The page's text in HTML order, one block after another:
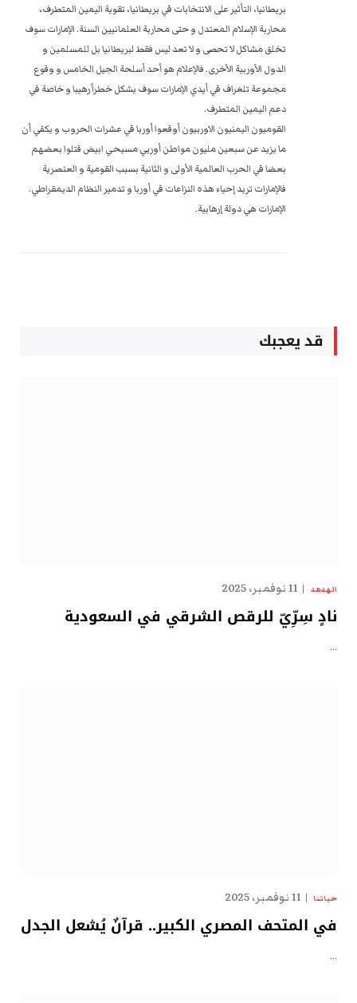
بريطانيا، التأثير على الانتخابات في بريطانيا، تقوية اليمين المتطرف،
محاربة الإسلام المعتدل و حتى محاربة العلمانيين السنة. الإمارات سوف
تخلق مشاكل لا تحصى و لا تعد ليس فقط لبريطانيا بل للمسلمين و
الدول الأوربية الأخرى. فالإعلام هو أحد أسلحة الجيل الخامس و وقوع
مجموعة تلغراف في أيدي الإمارات سوف يشكل خطراً رهيبا و خاصة في
دعم اليمين المتطرف.
القوميون اليمنيون الاوربيون أوقعوا أوربا في عشرات الحروب و يكفي أن
ما يزيد عن سبعين مليون مواطن أوربي مسيحي ابيض قتلوا بعضهم
بعضا في الحرب العالمية الأولى و الثانية بسبب القومية و العنصرية
فالإمارات تريد إحياء هذه النزاعات في أوربا و تدمير النظام الديمقراطي.
الإمارات هي دولة إرهابية.
قد يعجبك
الهدهد 11 نوفمبر، 2025
نادٍ سِرِّيّ للرقص الشرقي في السعودية
…
حياتنا 11 نوفمبر، 2025
في المتحف المصري الكبير.. قرآنٌ يُشعل الجدل
…